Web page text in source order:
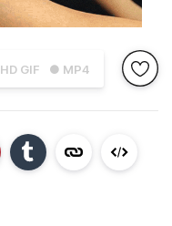
GIF ● MP4